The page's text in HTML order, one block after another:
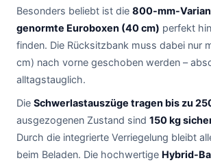
Besonders beliebt ist die 800-mm-
genormte Euroboxen (40 cm) perfekt
finden. Die Rücksitzbank muss dabei nur
cm) nach vorne geschoben werden –
alltagstauglich.
Die Schwerlastauszüge tragen bis zu
ausgezogenen Zustand sind 150 kg
Durch die integrierte Verriegelung bleibt
beim Beladen. Die hochwertige Hybrid-